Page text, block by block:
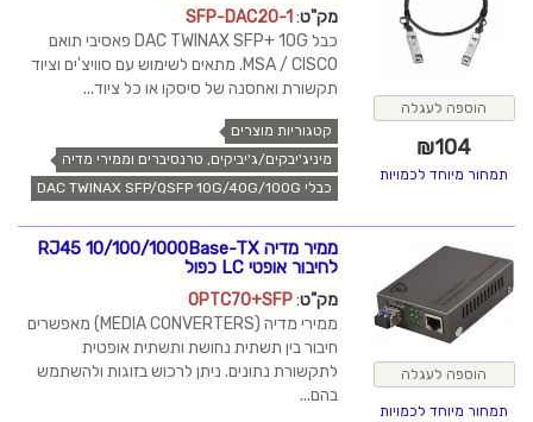
הוספה לעגלה
₪104
תמחור מיוחד לכמויות
מק"ט:
SFP-DAC20-1
כבל DAC TWINAX SFP+ 10G פאסיבי תואם
MSA / CISCO. מתאים לשימוש עם סוויצ'ים וציוד
תקשורת ואחסנה של סיסקו או כל ציוד...
קטגוריות מוצרים
מיניג'יבקים/ג'יביקים, טרנסיברים וממירי מדיה
כבלי DAC TWINAX SFP/QSFP 10G/40G/100G
הוספה לעגלה
תמחור מיוחד לכמויות
ממיר מדיה RJ45 10/100/1000Base-TX
לחיבור אופטי LC כפול
מק"ט:
OPTC70+SFP
ממירי מדיה (MEDIA CONVERTERS) מאפשרים
חיבור בין תשתית נחושת ותשתית אופטית
לתקשורת נתונים. ניתן לרכוש בזוגות ולהשתמש
בהם...